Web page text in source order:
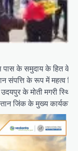
के समुदाय के हित के
संपत्ति के रूप में महत्व
के मोती मगरी
जिंक के मुख्य